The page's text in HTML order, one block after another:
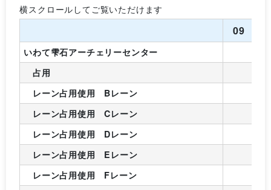
09
いわて雫石アーチェリーセンター
占用
レーン占用使用 Bレーン
レーン占用使用 Cレーン
レーン占用使用 Dレーン
レーン占用使用 Eレーン
レーン占用使用 Fレーン